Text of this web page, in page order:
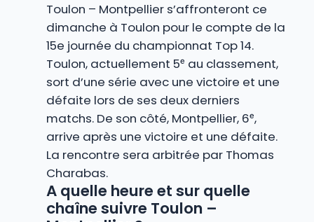
Toulon – Montpellier s’affronteront ce
dimanche à Toulon pour le compte de la
15e journée du championnat Top 14.
Toulon, actuellement 5ᵉ au classement,
sort d’une série avec une victoire et une
défaite lors de ses deux derniers
matchs. De son côté, Montpellier, 6ᵉ,
arrive après une victoire et une défaite.
La rencontre sera arbitrée par Thomas
Charabas.
A quelle heure et sur quelle
chaîne suivre Toulon –